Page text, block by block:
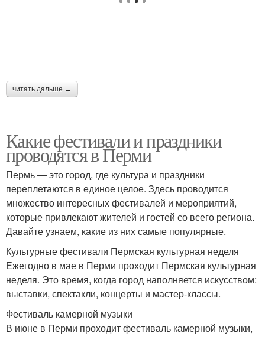
читать дальше →
Какие фестивали и праздники
проводятся в Перми
Пермь — это город, где культура и праздники
переплетаются в единое целое. Здесь проводится
множество интересных фестивалей и мероприятий,
которые привлекают жителей и гостей со всего региона.
Давайте узнаем, какие из них самые популярные.
Культурные фестивали Пермская культурная неделя
Ежегодно в мае в Перми проходит Пермская культурная
неделя. Это время, когда город наполняется искусством:
выставки, спектакли, концерты и мастер-классы.
Фестиваль камерной музыки
В июне в Перми проходит фестиваль камерной музыки,